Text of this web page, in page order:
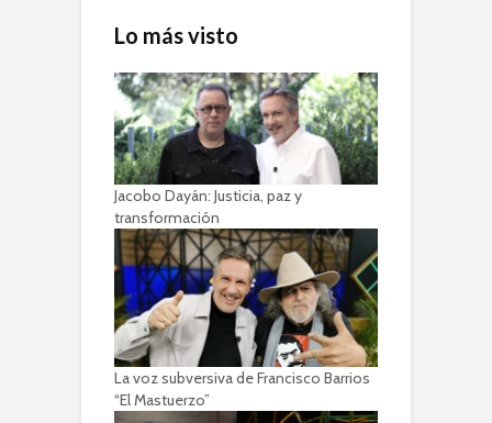
Lo más visto
Jacobo Dayán: Justicia, paz y
transformación
La voz subversiva de Francisco Barrios
“El Mastuerzo”